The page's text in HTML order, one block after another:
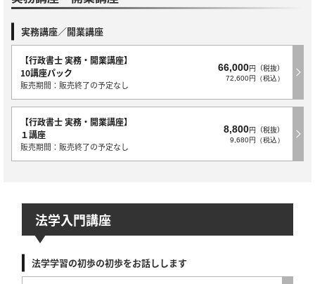
実務講座／開業講座
【行政書士 実務・開業講座】
10講座パック
販売期間：販売終了の予定なし
66,000円（税抜）
72,600円（税込）
【行政書士 実務・開業講座】
１講座
販売期間：販売終了の予定なし
8,800円（税抜）
9,680円（税込）
法学入門講座
法学学習の初歩の初歩をお話しします